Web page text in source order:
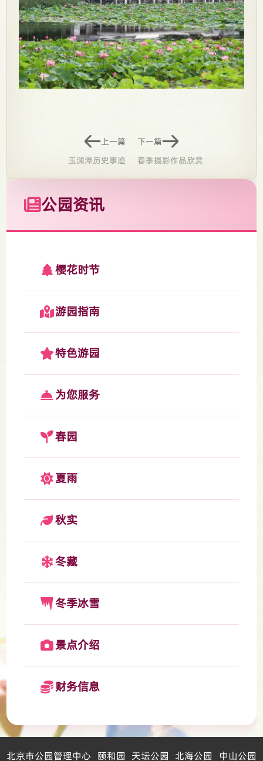
上一篇
玉渊潭历史事迹
下一篇
春季摄影作品欣赏
公园资讯
樱花时节
游园指南
特色游园
为您服务
春园
夏雨
秋实
冬藏
冬季冰雪
景点介绍
财务信息
北京市公园管理中心 颐和园 天坛公园 北海公园 中山公园